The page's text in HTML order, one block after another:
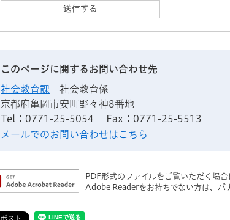
このページに関するお問い合わせ先
社会教育課
社会教育係
京都府亀岡市安町野々神8番地
Tel：0771-25-5054
Fax：0771-25-5513
メールでのお問い合わせはこちら
PDF形式のファイルをご覧いただく場
Adobe Readerをお持ちでない方は、バ